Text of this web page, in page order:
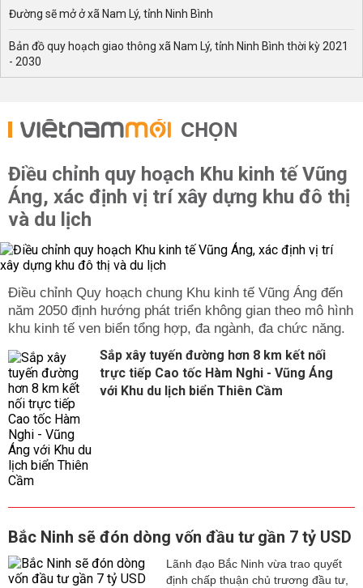
Đường sẽ mở ở xã Nam Lý, tỉnh Ninh Bình
Bản đồ quy hoạch giao thông xã Nam Lý, tỉnh Ninh Bình thời kỳ 2021
- 2030
CHỌN
Điều chỉnh quy hoạch Khu kinh tế Vũng
Áng, xác định vị trí xây dựng khu đô thị
và du lịch
Điều chỉnh Quy hoạch chung Khu kinh tế Vũng Áng đến
năm 2050 định hướng phát triển không gian theo mô hình
khu kinh tế ven biển tổng hợp, đa ngành, đa chức năng.
Sắp xây tuyến đường hơn 8 km kết nối
trực tiếp Cao tốc Hàm Nghi - Vũng Áng
với Khu du lịch biển Thiên Cầm
Bắc Ninh sẽ đón dòng vốn đầu tư gần 7 tỷ USD
Lãnh đạo Bắc Ninh vừa trao quyết
định chấp thuận chủ trương đầu tư,